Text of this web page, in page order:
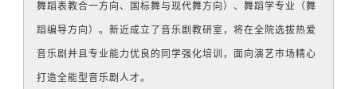
舞蹈表教合一方向、国标舞与现代舞方向）、舞蹈学专业（舞
蹈编导方向）。新近成立了音乐剧教研室，将在全院选拔热爱
音乐剧并且专业能力优良的同学强化培训，面向演艺市场精心
打造全能型音乐剧人才。